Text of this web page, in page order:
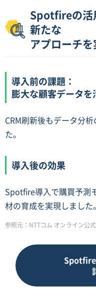
Spotfireの活
新たな
アプローチ
導入前の課題：
膨大な顧客データ
CRM刷新後もデータ分
た。
導入後の効果
Spotfire導入で購買予測
材の育成を実現しました。
参照元：NTTコム オンライン公
Spotfire